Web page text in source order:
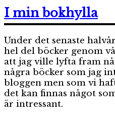
I min bokhylla
Under det senaste
hel del böcker genom
att jag ville lyfta fram
några böcker som jag
bloggen men som vi
det kan finnas något
är intressant.